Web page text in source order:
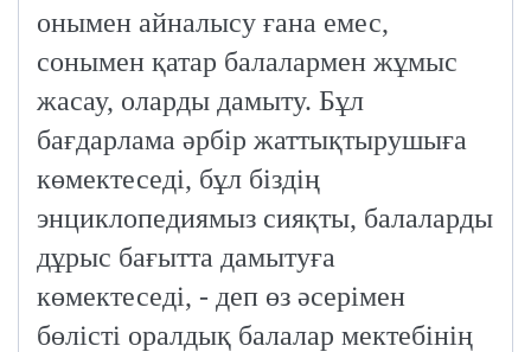
онымен айналысу ғана емес,
сонымен қатар балалармен жұмыс
жасау, оларды дамыту. Бұл
бағдарлама әрбір жаттықтырушыға
көмектеседі, бұл біздің
энциклопедиямыз сияқты, балаларды
дұрыс бағытта дамытуға
көмектеседі, - деп өз әсерімен
бөлісті оралдық балалар мектебінің